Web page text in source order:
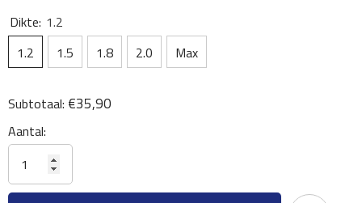
Dikte: 1.2
1.2
1.5 1.8 2.0 Max
Subtotaal: €35,90
Aantal: